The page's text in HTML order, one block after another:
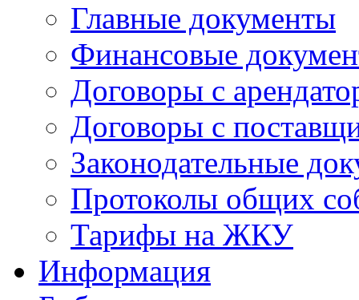
Главные документы
Финансовые
Договоры с
Договоры с
Законодательные
Протоколы общих
Тарифы на ЖКУ
Информация